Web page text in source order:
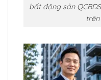
bất động sản